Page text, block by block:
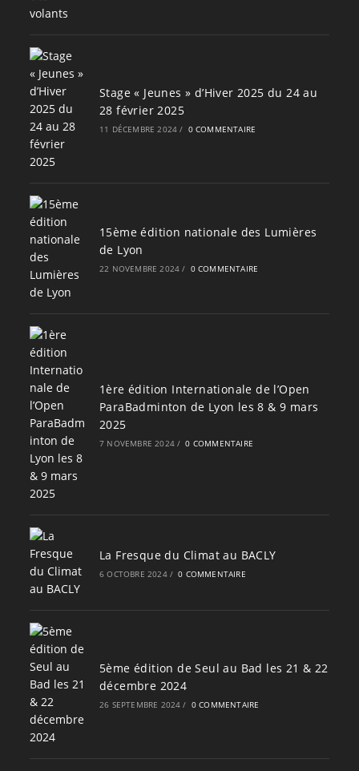
Stage « Jeunes » d’Hiver 2025 du 24 au
28 février 2025
11 DÉCEMBRE 2024 / 0 COMMENTAIRE
15ème édition nationale des Lumières
de Lyon
22 NOVEMBRE 2024 / 0 COMMENTAIRE
1ère édition Internationale de l’Open
ParaBadminton de Lyon les 8 & 9 mars
2025
7 NOVEMBRE 2024 / 0 COMMENTAIRE
La Fresque du Climat au BACLY
6 OCTOBRE 2024 / 0 COMMENTAIRE
5ème édition de Seul au Bad les 21 & 22
décembre 2024
26 SEPTEMBRE 2024 / 0 COMMENTAIRE